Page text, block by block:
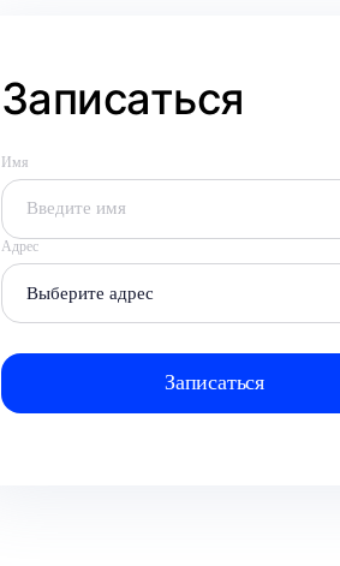
Записаться
Имя
Адрес
Выберите адрес